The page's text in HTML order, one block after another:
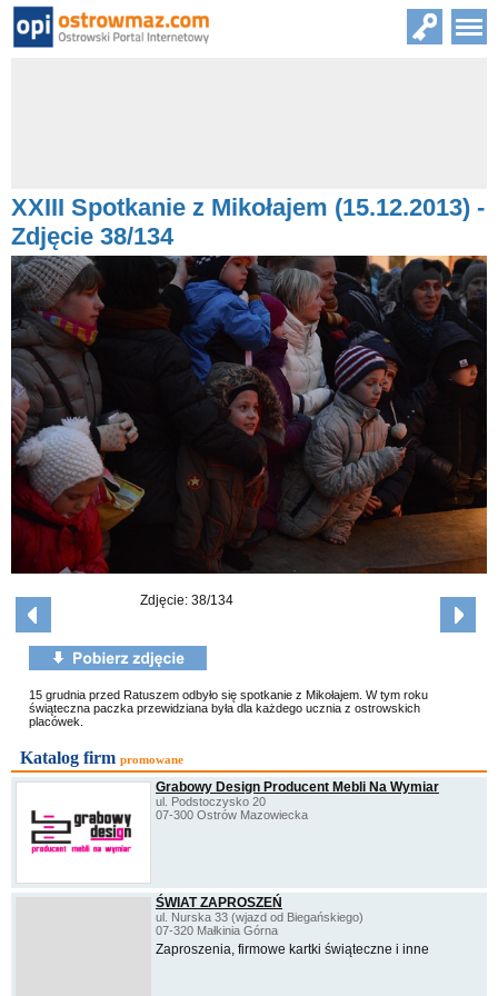
XXIII Spotkanie z Mikołajem (15.12.2013) -
Zdjęcie 38/134
Zdjęcie: 38/134
15 grudnia przed Ratuszem odbyło się spotkanie z Mikołajem. W tym roku
świąteczna paczka przewidziana była dla każdego ucznia z ostrowskich
placówek.
Katalog firm promowane
Grabowy Design Producent Mebli Na Wymiar
ul. Podstoczysko 20
07-300 Ostrów Mazowiecka
ŚWIAT ZAPROSZEŃ
ul. Nurska 33 (wjazd od Biegańskiego)
07-320 Małkinia Górna
Zaproszenia, firmowe kartki świąteczne i inne